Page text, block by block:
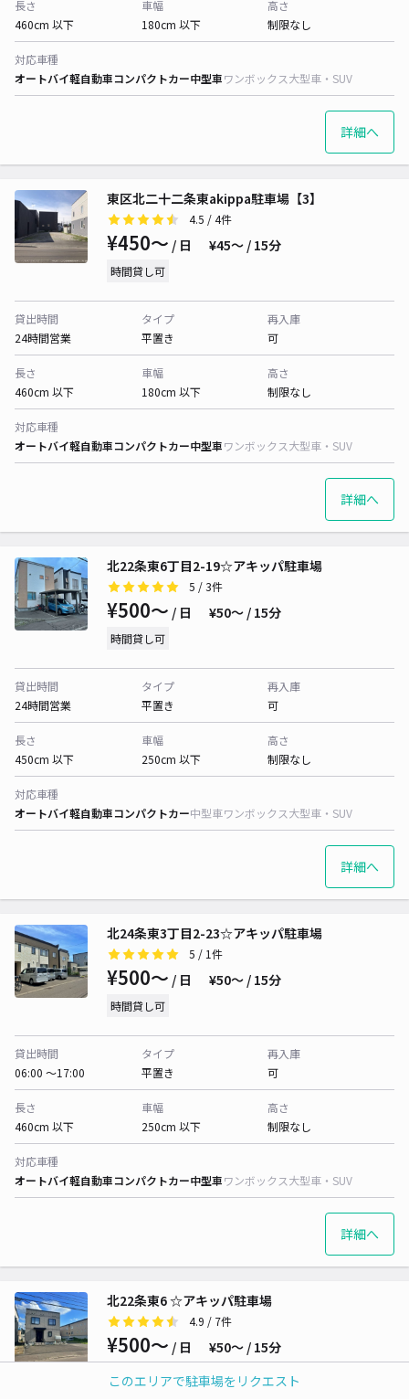
このエリアで駐車場をリクエスト
長さ
460cm 以下
車幅
180cm 以下
高さ
制限なし
対応車種
オートバイ軽自動車コンパクトカー中型車ワンボックス大型車・SUV
詳細へ
東区北二十二条東akippa駐車場【3】
4.5 / 4件
¥450〜 / 日 ¥45〜 / 15分
時間貸し可
貸出時間
24時間営業
タイプ
平置き
再入庫
可
長さ
460cm 以下
車幅
180cm 以下
高さ
制限なし
対応車種
オートバイ軽自動車コンパクトカー中型車ワンボックス大型車・SUV
詳細へ
北22条東6丁目2-19☆アキッパ駐車場
5 / 3件
¥500〜 / 日 ¥50〜 / 15分
時間貸し可
貸出時間
24時間営業
タイプ
平置き
再入庫
可
長さ
450cm 以下
車幅
250cm 以下
高さ
制限なし
対応車種
オートバイ軽自動車コンパクトカー中型車ワンボックス大型車・SUV
詳細へ
北24条東3丁目2-23☆アキッパ駐車場
5 / 1件
¥500〜 / 日 ¥50〜 / 15分
時間貸し可
貸出時間
06:00 〜17:00
タイプ
平置き
再入庫
可
長さ
460cm 以下
車幅
250cm 以下
高さ
制限なし
対応車種
オートバイ軽自動車コンパクトカー中型車ワンボックス大型車・SUV
詳細へ
北22条東6 ☆アキッパ駐車場
4.9 / 7件
¥500〜 / 日 ¥50〜 / 15分
時間貸し可